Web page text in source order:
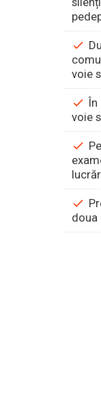
voie
voie
doua